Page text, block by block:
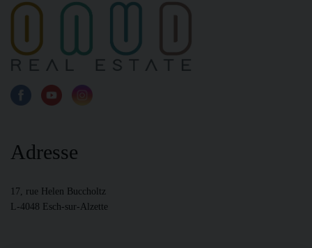
Adresse
17, rue Helen Buccholtz
L-4048 Esch-sur-Alzette